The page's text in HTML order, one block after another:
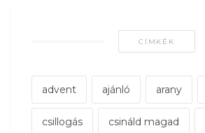
CÍMKÉK
advent ajánló arany
csillogás csináld magad